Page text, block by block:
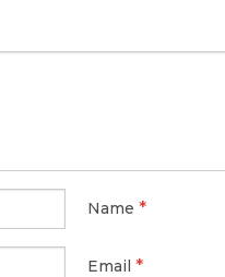
Name *
Email *